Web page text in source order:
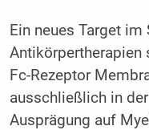
Ein neues Target
Antikörpertherapien
Fc-Rezeptor
ausschließlich in
Ausprägung auf